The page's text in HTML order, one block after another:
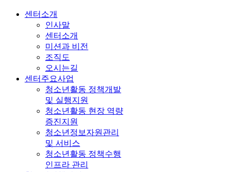
센터소개
인사말
센터소개
미션과 비전
조직도
오시는길
센터주요사업
청소년활동 정책개발
및 실행지원
청소년활동 현장 역량
증진지원
청소년정보자원관리
및 서비스
청소년활동 정책수행
인프라 관리